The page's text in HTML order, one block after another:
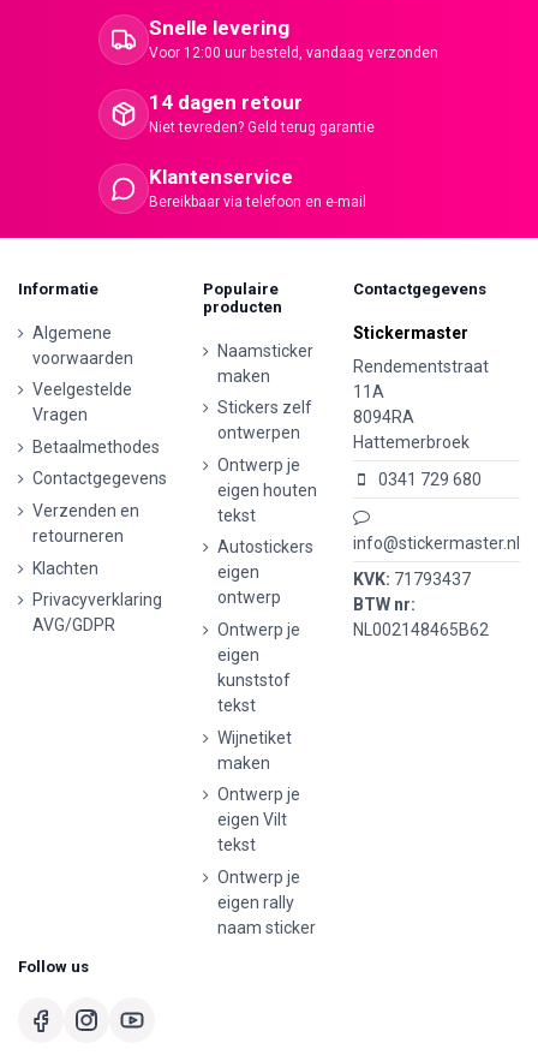
Snelle levering
Voor 12:00 uur besteld, vandaag verzonden
14 dagen retour
Niet tevreden? Geld terug garantie
Klantenservice
Bereikbaar via telefoon en e-mail
Informatie
Algemene
voorwaarden
Veelgestelde
Vragen
Betaalmethodes
Contactgegevens
Verzenden en
retourneren
Klachten
Privacyverklaring
AVG/GDPR
Populaire
producten
Naamsticker
maken
Stickers zelf
ontwerpen
Ontwerp je
eigen houten
tekst
Autostickers
eigen
ontwerp
Ontwerp je
eigen
kunststof
tekst
Wijnetiket
maken
Ontwerp je
eigen Vilt
tekst
Ontwerp je
eigen rally
naam sticker
Contactgegevens
Stickermaster
Rendementstraat
11A
8094RA
Hattemerbroek
0341 729 680
info@stickermaster.nl
KVK: 71793437
BTW nr:
NL002148465B62
Follow us